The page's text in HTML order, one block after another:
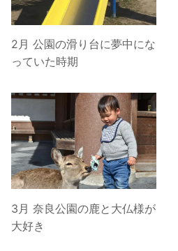
2月 公園の滑り台に夢中にな
っていた時期
3月 奈良公園の鹿と大仏様が
大好き